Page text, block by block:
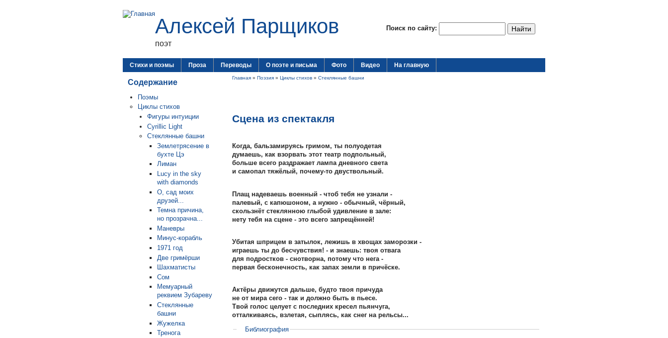
Поиск по сайту:
Алексей Парщиков
поэт
Стихи и поэмы Проза Переводы О поэте и письма Фото Видео На главную
Содержание
Поэмы
Циклы стихов
Фигуры интуиции
Cyrillic Light
Стеклянные башни
Землетрясение в
бухте Цэ
Лиман
Lucy in the sky
with diamonds
О, сад моих
друзей...
Темна причина,
но прозрачна...
Маневры
Минус-корабль
1971 год
Две гримёрши
Шахматисты
Сом
Мeмуaрный
рeквиeм Зубареву
Стеклянные
башни
Жужелка
Тренога
Главная » Поэзия » Циклы стихов » Стеклянные башни
Сцена из спектакля
Когда, бальзамируясь гримом, ты полуодетая
думаешь, как взорвать этот театр подпольный,
больше всего раздражает лампа дневного света
и самопал тяжёлый, почему-то двуствольный.
Плащ надеваешь военный - чтоб тебя не узнали -
палевый, с капюшоном, а нужно - обычный, чёрный,
скользнёт стеклянною глыбой удивление в зале:
нету тебя на сцене - это всего запрещённей!
Убитая шприцем в затылок, лежишь в хвощах заморозки -
играешь ты до бесчувствия! - и знаешь: твоя отвага
для подростков - снотворна, потому что нега -
первая бесконечность, как запах земли в причёске.
Актёры движутся дальше, будто твоя причуда
не от мира сего - так и должно быть в пьесе.
Твой голос целует с последних кресел пьянчуга,
отталкиваясь, взлетая, сыплясь, как снег на рельсы...
Библиография